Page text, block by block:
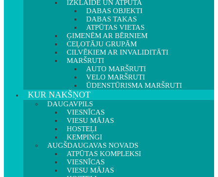
IZKLAIDE UN ATPŪTA
DABAS OBJEKTI
DABAS TAKAS
ATPŪTAS VIETAS
ĢIMENĒM AR BĒRNIEM
CEĻOTĀJU GRUPĀM
CILVĒKIEM AR INVALIDITĀTI
MARŠRUTI
AUTO MARŠRUTI
VELO MARŠRUTI
ŪDENSTŪRISMA MARŠRUTI
KUR NAKŠŅOT
DAUGAVPILS
VIESNĪCAS
VIESU MĀJAS
HOSTEĻI
KEMPINGI
AUGŠDAUGAVAS NOVADS
ATPŪTAS KOMPLEKSI
VIESNĪCAS
VIESU MĀJAS